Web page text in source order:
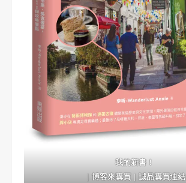
我的新書！
｜博客來購買｜誠品購買連結